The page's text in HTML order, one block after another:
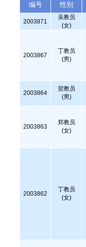
编号
性别
2003871
吴教员
(女)
2003867
丁教员
(男)
2003864
贺教员
(男)
2003863
郑教员
(女)
2003862
丁教员
(女)